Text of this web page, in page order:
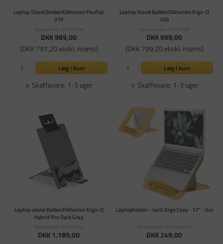
Laptop Stand BakkerElkhuizen FlexTop
270
Varenummer: ERG41016
DKK 989,00
(DKK 791,20 ekskl. moms)
Læg i kurv
Skaffevare: 1-3 uger
Laptop Stand BakkerElkhuizen Ergo-Q
330
Varenummer: ERG41018
DKK 999,00
(DKK 799,20 ekskl. moms)
Læg i kurv
Skaffevare: 1-3 uger
Laptop stand BakkerElkhuizen Ergo-Q
Hybrid Pro Dark Grey
Varenummer: ERG41010
DKK 1.189,00
Laptopholder - Leitz Ergo Cosy - 17” - Gul
Varenummer: LTZ64260019
DKK 249,00